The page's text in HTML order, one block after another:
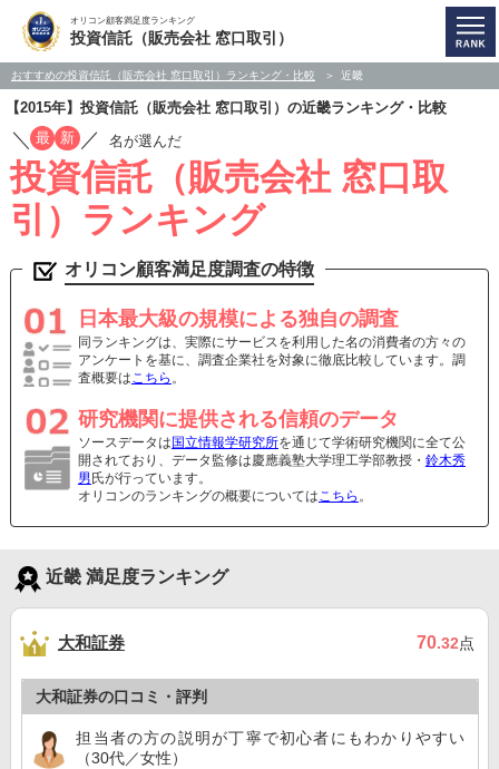
オリコン顧客満足度ランキング
投資信託（販売会社 窓口取引）
おすすめの投資信託（販売会社 窓口取引）ランキング・比較 近畿
【2015年】投資信託（販売会社 窓口取引）の近畿ランキング・比較
／ 最 新 ／ 名が選んだ
投資信託（販売会社 窓口取
引）ランキング
オリコン顧客満足度調査の特徴
日本最大級の規模による独自の調査
同ランキングは、実際にサービスを利用した名の消費者の方々の
アンケートを基に、調査企業社を対象に徹底比較しています。調
査概要はこちら 。
研究機関に提供される信頼のデータ
ソースデータは 国立情報学研究所を通じて学術研究機関に全て公
開されており、データ監修は慶應義塾大学理工学部教授・ 鈴木秀
男 氏が行っています。
オリコンのランキングの概要についてはこちら 。
近畿 満足度ランキング
大和証券 70.32点
大和証券の口コミ・評判
担当者の方の説明が丁寧で初心者にもわかりやすい
（30代／女性）